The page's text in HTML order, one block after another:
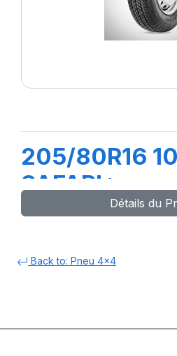
205/80R16
SAFARI+
Détails du
Back to: Pneu 4x4